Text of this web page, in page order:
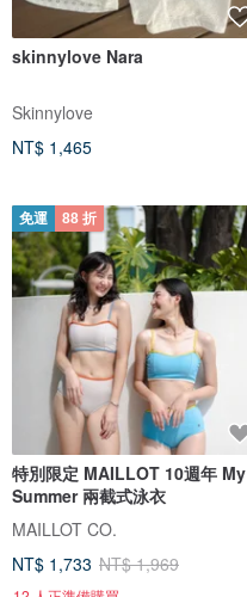
skinnylove Nara
Skinnylove
NT$ 1,465
免運 88 折
特別限定 MAILLOT 10週年 My
Summer 兩截式泳衣
MAILLOT CO.
NT$ 1,733 NT$ 1,969